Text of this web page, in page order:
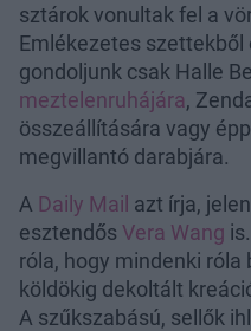
sztárok vonultak fel a
Emlékezetes
gondoljunk csak Halle
meztelenruhájára,
összeállítására vagy
megvillantó darabjára.
A Daily Mail azt írja,
esztendős Vera Wang
róla, hogy mindenki róla
köldökig dekoltált
A szűkszabású, sellők